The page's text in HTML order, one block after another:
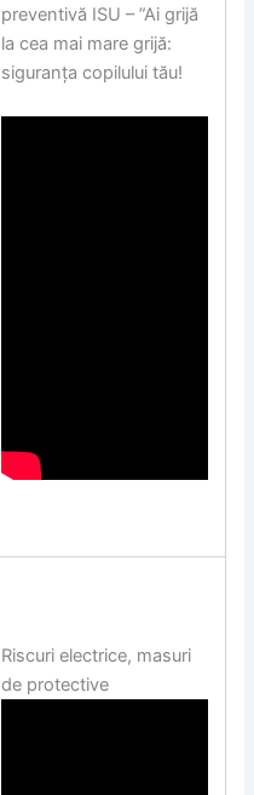
preventivă ISU – ”Ai grijă
la cea mai mare grijă:
siguranța copilului tău!
Riscuri electrice, masuri
de protective